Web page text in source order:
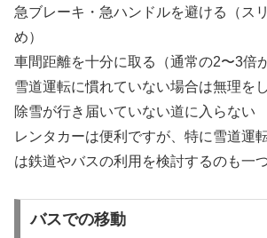
急ブレーキ・急ハンドルを避ける（ス
め）
車間距離を十分に取る（通常の2〜3倍
雪道運転に慣れていない場合は無理を
除雪が行き届いていない道に入らない
レンタカーは便利ですが、特に雪道運
は鉄道やバスの利用を検討するのも一
バスでの移動